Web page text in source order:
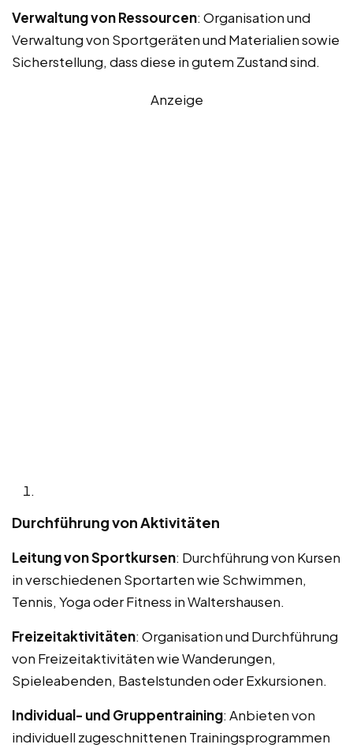
Verwaltung von Ressourcen: Organisation und
Verwaltung von Sportgeräten und Materialien sowie
Sicherstellung, dass diese in gutem Zustand sind.
Anzeige
Durchführung von Aktivitäten
Leitung von Sportkursen: Durchführung von Kursen
in verschiedenen Sportarten wie Schwimmen,
Tennis, Yoga oder Fitness in Waltershausen.
Freizeitaktivitäten: Organisation und Durchführung
von Freizeitaktivitäten wie Wanderungen,
Spieleabenden, Bastelstunden oder Exkursionen.
Individual- und Gruppentraining: Anbieten von
individuell zugeschnittenen Trainingsprogrammen